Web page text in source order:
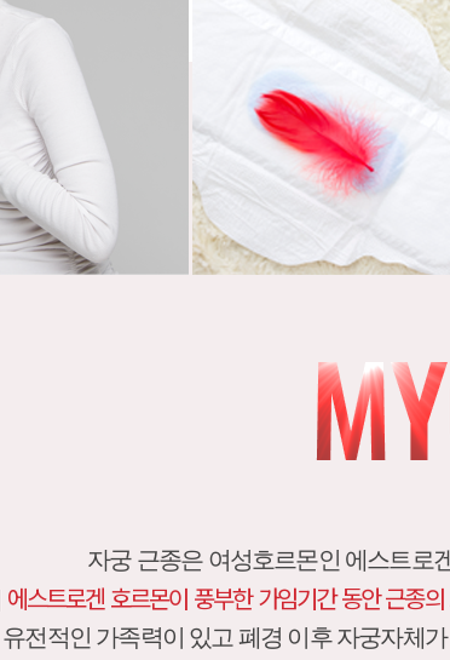
자궁 근종은 여성호르몬인 에스트로
에스트로겐 호르몬이 풍부한 가임기간 동안 근종
유전적인 가족력이 있고 폐경 이후 자궁자체